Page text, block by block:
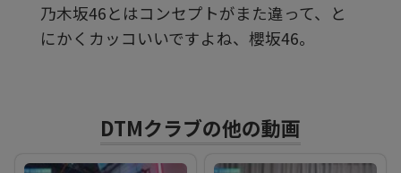
オ
再
乃木坂46とはコンセプトがまた違って、と
にかくカッコいいですよね、櫻坂46。
DTMクラブの他の動画